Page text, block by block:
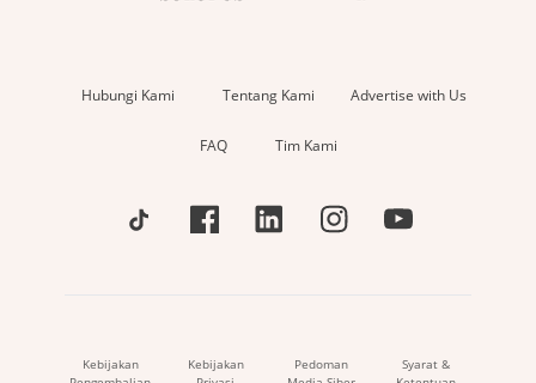
Hubungi Kami Tentang Kami Advertise with Us
FAQ Tim Kami
Kebijakan
Kebijakan
Pedoman
Syarat &